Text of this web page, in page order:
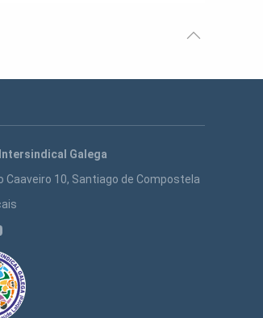
Galega
Caaveiro 10, Santiago de Compostela